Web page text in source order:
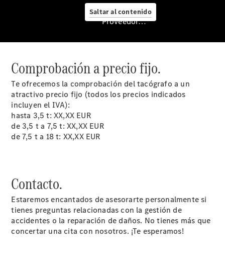
Saltar al contenido
Servicio
posventa y
accesorios
Mercedes
Me
Recambios,
accesorios
Proveedor/Protección de datos
Comprobación a precio fijo.
Te ofrecemos la comprobación del tacógrafo a un
atractivo precio fijo (todos los precios indicados
incluyen el IVA):
hasta 3,5 t: XX,XX EUR
de 3,5 t a 7,5 t: XX,XX EUR
de 7,5 t a 18 t: XX,XX EUR
Contacto.
Estaremos encantados de asesorarte personalmente si
tienes preguntas relacionadas con la gestión de
accidentes o la reparación de daños. No tienes más que
concertar una cita con nosotros. ¡Te esperamos!